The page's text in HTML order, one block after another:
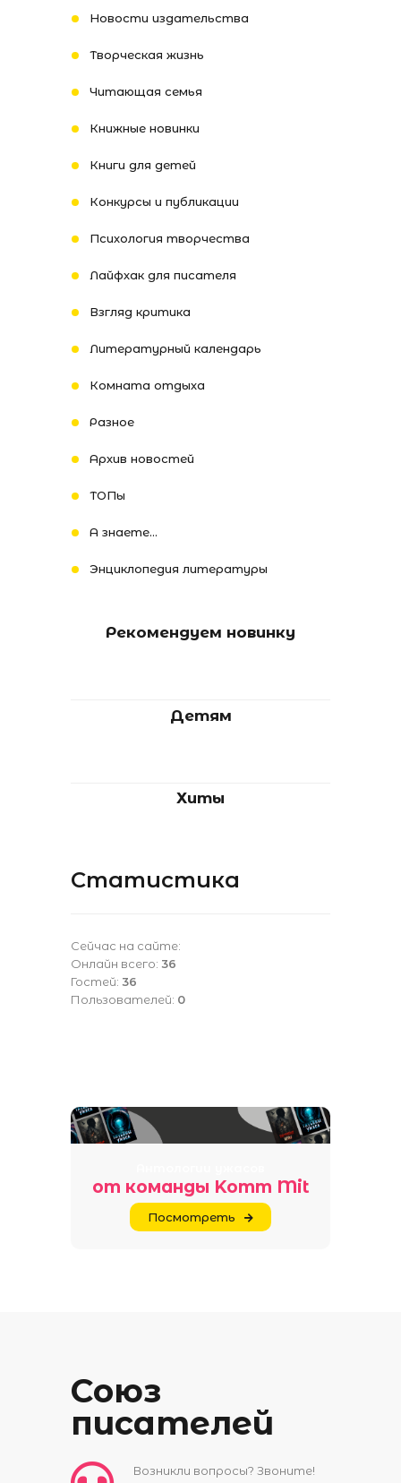
Новости издательства
Творческая жизнь
Читающая семья
Книжные новинки
Книги для детей
Конкурсы и публикации
Психология творчества
Лайфхак для писателя
Взгляд критика
Литературный календарь
Комната отдыха
Разное
Архив новостей
ТОПы
А знаете...
Энциклопедия литературы
Рекомендуем новинку
Детям
Хиты
Статистика
Сейчас на сайте:
Онлайн всего: 36
Гостей: 36
Пользователей: 0
от команды Komm Mit
Посмотреть
Союз
писателей
Возникли вопросы? Звоните!